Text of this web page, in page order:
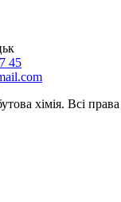
45
хімія. Всі